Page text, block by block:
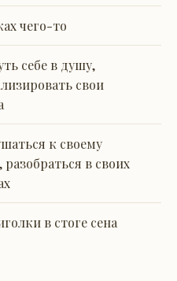
чего-то
себе в душу,
свои
к своему
разобраться в своих
в стоге сена